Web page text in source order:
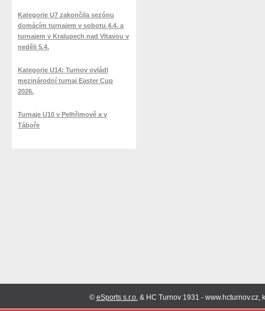
Kategorie U7 zakončila sezónu
domácím turnajem v sobotu 4.4. a
turnajem v Kralupech nad Vltavou v
neděli 5.4.
Kategorie U14: Turnov ovládl
mezinárodní turnaj Easter Cup
2026.
Turnaje U10 v Pelhřimově a v
Táboře
© eSports s.r.o.& HC Turnov 1931 -